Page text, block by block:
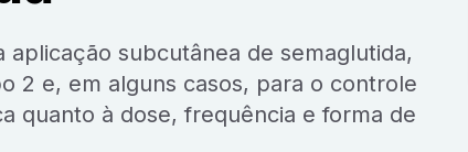
2 e, em alguns casos, para o controle
quanto à dose, frequência e forma de